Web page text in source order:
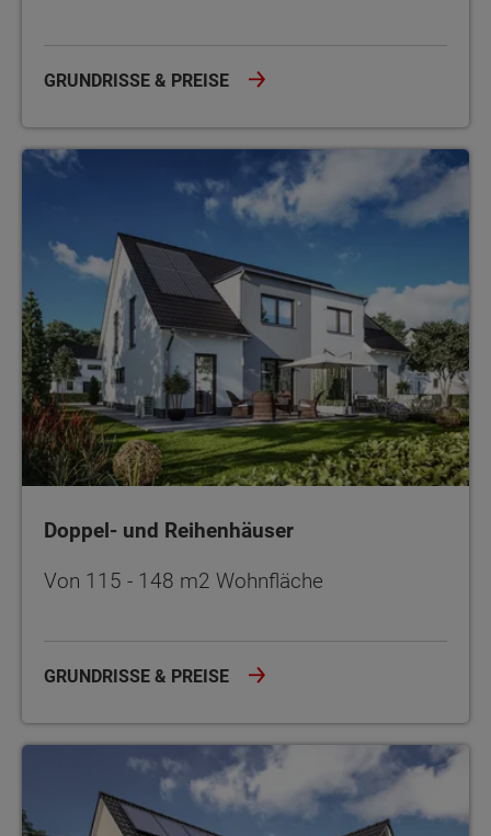
GRUNDRISSE & PREISE
Doppel- und Reihenhäuser
Doppel- und Reihenhäuser
Von 115 - 148 m2 Wohnfläche
GRUNDRISSE & PREISE
Zweifamilienhäuser